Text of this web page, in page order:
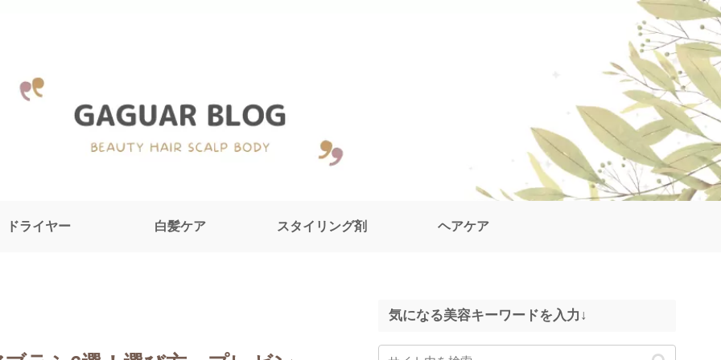
ドライヤー 白髪ケア スタイリング剤 ヘアケア
気になる美容キーワードを入力↓